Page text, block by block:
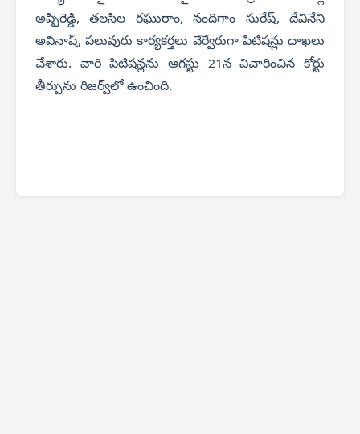
అప్పిరెడ్డి, తలసిల రఘురాం, నందిగాం సురేష్, దేవినేని
అవినాష్, పలువురు కార్యకర్తలు వేర్వేరుగా పిటిషన్లు దాఖలు
చేశారు. వారి పిటిషన్లను ఆగస్టు 21న విచారించిన కోర్టు
తీర్పును రిజర్వ్‌లో ఉంచింది.